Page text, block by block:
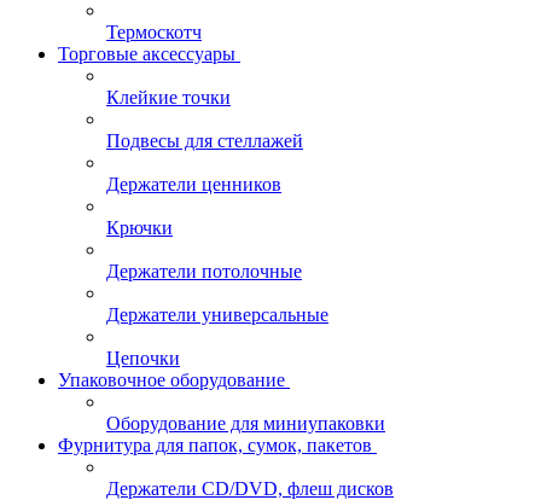
Термоскотч
Торговые аксессуары
Клейкие точки
Подвесы для стеллажей
Держатели ценников
Крючки
Держатели потолочные
Держатели универсальные
Цепочки
Упаковочное оборудование
Оборудование для миниупаковки
Фурнитура для папок, сумок, пакетов
Держатели CD/DVD, флеш дисков